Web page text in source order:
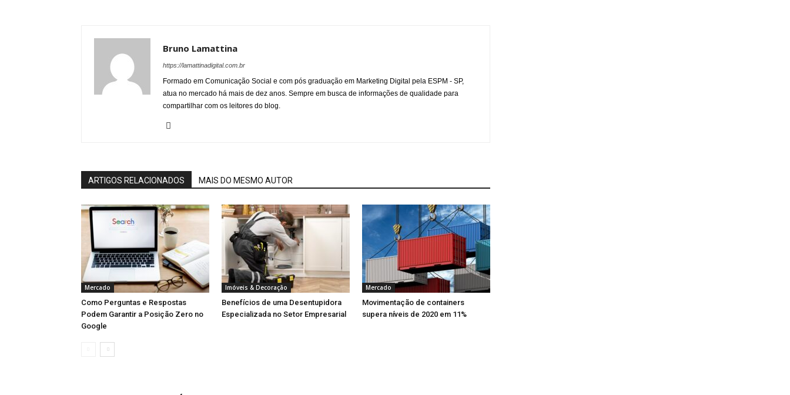
Bruno Lamattina
https://lamattinadigital.com.br
Formado em Comunicação Social e com pós graduação em Marketing Digital pela ESPM - SP,
atua no mercado há mais de dez anos. Sempre em busca de informações de qualidade para
compartilhar com os leitores do blog.
ARTIGOS RELACIONADOS MAIS DO MESMO AUTOR
Mercado
Como Perguntas e Respostas
Podem Garantir a Posição Zero no
Google
Imóveis & Decoração
Benefícios de uma Desentupidora
Especializada no Setor Empresarial
Mercado
Movimentação de containers
supera níveis de 2020 em 11%